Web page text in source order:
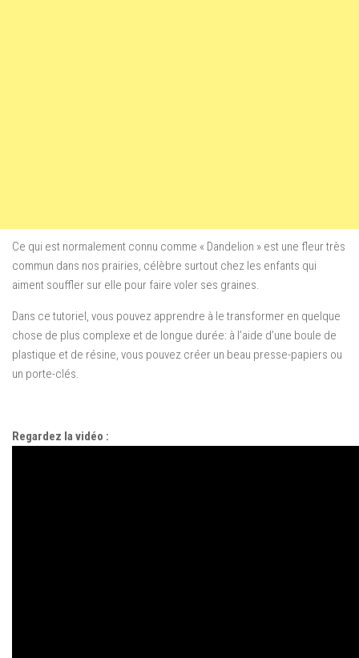
Ce qui est normalement connu comme « Dandelion » est une fleurtrès
commun dans nos prairies, célèbre surtout chez les enfants qui
aiment souffler sur elle pour faire voler ses graines.
Dans ce tutoriel, vous pouvez apprendre à le transformer en quelque
chose de plus complexe et de longue durée: à l’aide d’une boule de
plastique et de résine, vous pouvez créer un beau presse-papiers ou
un porte-clés.
Regardez la vidéo :